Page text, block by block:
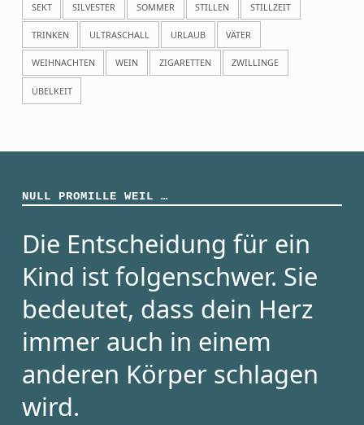
SEKT SILVESTER SOMMER STILLEN STILLZEIT
TRINKEN ULTRASCHALL URLAUB VÄTER
WEIHNACHTEN WEIN ZIGARETTEN ZWILLINGE
ÜBELKEIT
NULL PROMILLE WEIL …
Die Entscheidung für ein
Kind ist folgenschwer. Sie
bedeutet, dass dein Herz
immer auch in einem
anderen Körper schlagen
wird.